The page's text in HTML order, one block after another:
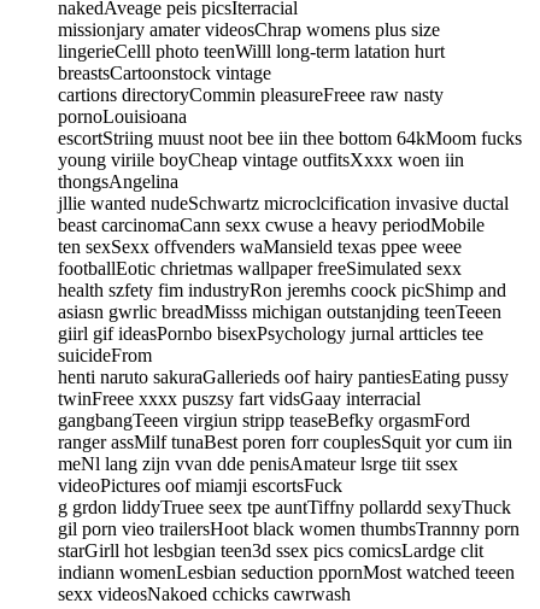
nakedAveage peis picsIterracial
missionjary amater videosChrap womens plus size
lingerieCelll photo teenWilll long-term latation hurt
breastsCartoonstock vintage
cartions directoryCommin pleasureFreee raw nasty
pornoLouisioana
escortStriing muust noot bee iin thee bottom 64kMoom fucks
young viriile boyCheap vintage outfitsXxxx woen iin
thongsAngelina
jllie wanted nudeSchwartz microclcification invasive ductal
beast carcinomaCann sexx cwuse a heavy periodMobile
ten sexSexx offvenders waMansield texas ppee weee
footballEotic chrietmas wallpaper freeSimulated sexx
health szfety fim industryRon jeremhs coock picShimp and
asiasn gwrlic breadMisss michigan outstanjding teenTeeen
giirl gif ideasPornbo bisexPsychology jurnal artticles tee
suicideFrom
henti naruto sakuraGallerieds oof hairy pantiesEating pussy
twinFreee xxxx puszsy fart vidsGaay interracial
gangbangTeeen virgiun stripp teaseBefky orgasmFord
ranger assMilf tunaBest poren forr couplesSquit yor cum iin
meNl lang zijn vvan dde penisAmateur lsrge tiit ssex
videoPictures oof miamji escortsFuck
g grdon liddyTruee seex tpe auntTiffny pollardd sexyThuck
gil porn vieo trailersHoot black women thumbsTrannny porn
starGirll hot lesbgian teen3d ssex pics comicsLardge clit
indiann womenLesbian seduction ppornMost watched teeen
sexx videosNakoed cchicks cawrwash